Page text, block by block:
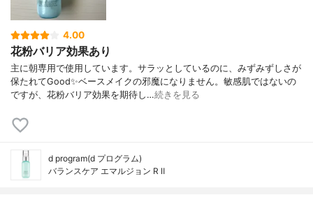
4.00
花粉バリア効果あり
主に朝専用で使用しています。サラッとしているのに、みずみずしさが
保たれてGood✨ベースメイクの邪魔になりません。敏感肌ではないの
ですが、花粉バリア効果を期待し…続きを見る
d program(d プログラム)
バランスケア エマルジョン R Ⅱ